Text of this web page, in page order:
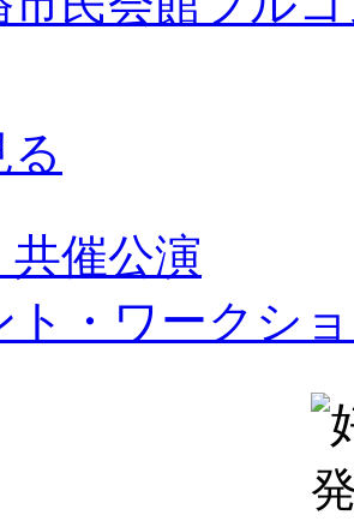
共催公演
ト・ワークシ